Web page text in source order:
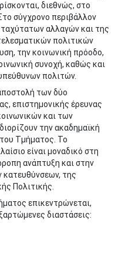
διεθνώς, στο
σύγχρονο περιβάλλον
αλλαγών και της
πολιτικών
την κοινωνική πρόοδο,
συνοχή, καθώς και
πολιτών.
των δύο
επιστημονικής έρευνας
και των
την ακαδημαϊκή
Τμήματος. Το
είναι μοναδικό στη
ανάπτυξη και στην
κατευθύνσεων, της
Πολιτικής.
επικεντρώνεται,
διαστάσεις: